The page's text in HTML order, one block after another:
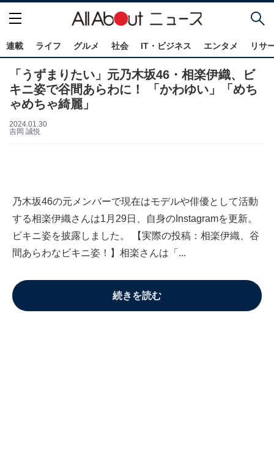
連載 ライフ グルメ 社会 IT・ビジネス エンタメ リサ
「うずまりたい」元乃木坂46・相楽伊織、ビ
キニ姿で谷間あらわに！ 「かわゆい」「めち
ゃめちゃ綺麗」
2024.01.30
吉岡 誠悦
乃木坂46の元メンバーで現在はモデルや俳優として活動
する相楽伊織さんは1月29日、自身のInstagramを更新。
ビキニ姿を披露しました。 【実際の投稿：相楽伊織、谷
間あらわなビキニ姿！】相楽さんは「...
続きを読む